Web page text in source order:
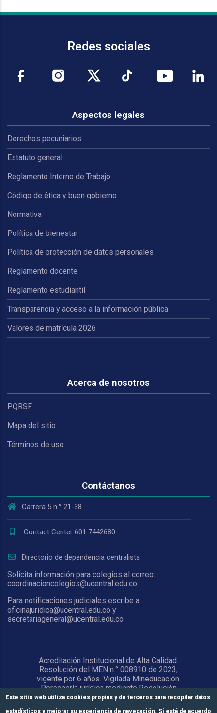
Redes sociales
Aspectos legales
Derechos pecuniarios
Estatuto general
Reglamento Interno de Trabajo
Código de ética y buen gobierno
Normativa
Política de bienestar
Política de protección de datos personales
Reglamento docente
Reglamento estudiantil
Transparencia y acceso a la información pública
Valores de matrícula 2026
Acerca de nosotros
PQRSF
Mapa del sitio
Términos de uso
Contáctanos
Carrera 5 n.° 21-38
Contact Center 601 7442680
Directorio de dependencia centralista
Solicita información para colegios al correo:
coordinacioncolegios@ucentral.edu.co
Para notificaciones judiciales escribe a:
oficinajuridica@ucentral.edu.co y
secretariageneral@ucentral.edu.co
Acreditación Institucional de Alta Calidad.
Resolución del MEN n.° 008910 de 2023,
vigente por 6 años. Vigilada Mineducación.
Personería jurídica mediante Resolución
1876 del 5 de junio de 1967. Reconocida
como Universidad por el Ministerio de
Este sitio web utiliza cookies propias y de terceros para recopilar datos
estadísticos y mejorar su experiencia de navegación. Si está de acuerdo